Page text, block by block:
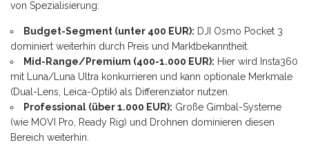
von Spezialisierung:
Budget-Segment (unter 400 EUR): DJI Osmo Pocket 3
dominiert weiterhin durch Preis und Marktbekanntheit.
Mid-Range/Premium (400-1.000 EUR): Hier wird Insta360
mit Luna/Luna Ultra konkurrieren und kann optionale Merkmale
(Dual-Lens, Leica-Optik) als Differenziator nutzen.
Professional (über 1.000 EUR): Große Gimbal-Systeme
(wie MOVI Pro, Ready Rig) und Drohnen dominieren diesen
Bereich weiterhin.